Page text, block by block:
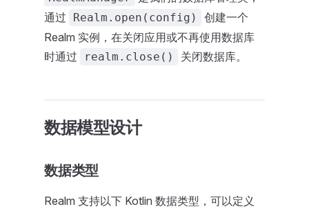
通过
Realm.open(config)
创建一个
Realm 实例，在关闭应用或不再使用数据库
时通过
realm.close() 关闭数据库。
数据模型设计
数据类型
Realm 支持以下 Kotlin 数据类型，可以定义